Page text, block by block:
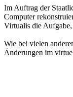
Im Auftrag der
Computer
Virtualis die Aufgabe,
Wie bei vielen
Änderungen im